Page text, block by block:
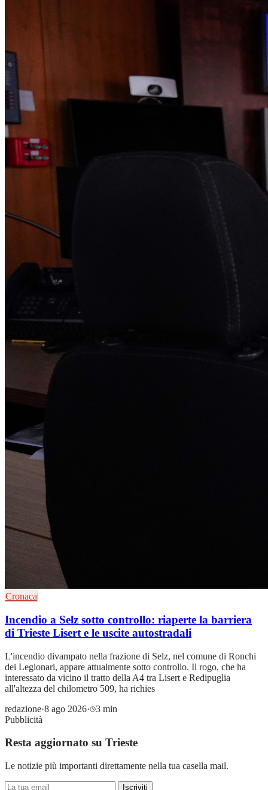
Cronaca
Incendio a Selz sotto controllo: riaperte la barriera
di Trieste Lisert e le uscite autostradali
L'incendio divampato nella frazione di Selz, nel comune di Ronchi
dei Legionari, appare attualmente sotto controllo. Il rogo, che ha
interessato da vicino il tratto della A4 tra Lisert e Redipuglia
all'altezza del chilometro 509, ha richies
redazione·8 ago 2026·
3 min
Pubblicità
Resta aggiornato su Trieste
Le notizie più importanti direttamente nella tua casella mail.
Iscriviti